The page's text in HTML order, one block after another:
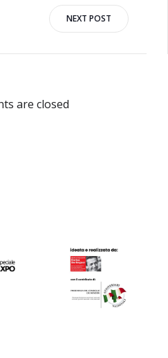
NEXT POST
are closed